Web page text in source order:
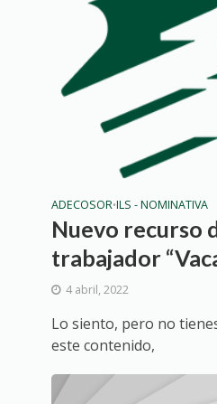
ADECOSOR•ILS - NOMINATIVA
Nuevo recurso
trabajador
4 abril, 2022
Lo siento, pero no
este contenido,